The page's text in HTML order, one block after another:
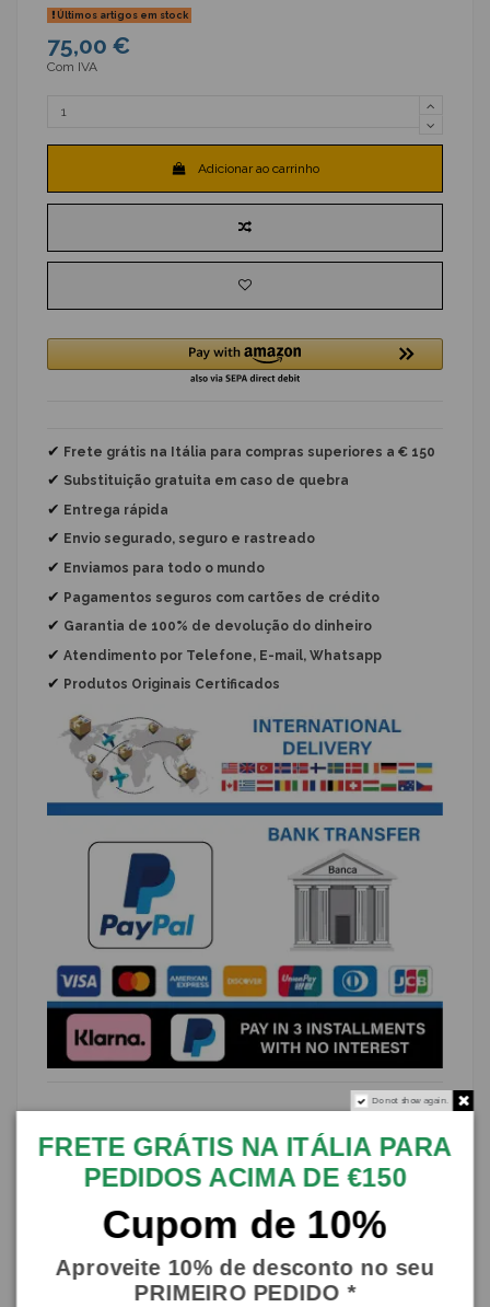
Últimos artigos em stock
75,00 €
Com IVA
Adicionar ao carrinho
✔ Frete grátis na Itália para compras superiores a € 150
✔ Substituição gratuita em caso de quebra
✔ Entrega rápida
✔ Envio segurado, seguro e rastreado
✔ Enviamos para todo o mundo
✔ Pagamentos seguros com cartões de crédito
✔ Garantia de 100% de devolução do dinheiro
✔ Atendimento por Telefone, E-mail, Whatsapp
✔ Produtos Originais Certificados
Esplêndido vaso Cachepot, vaso de plantas
em cerâmica siciliana fina, feito no torno por
decorado à mão.
- Diâmetro 40cm, Altura 36cm, Furo 35cm
Do not show again.
FRETE GRÁTIS NA ITÁLIA PARA
PEDIDOS ACIMA DE €150
Cupom de 10%
Aproveite 10% de desconto no seu
PRIMEIRO PEDIDO *